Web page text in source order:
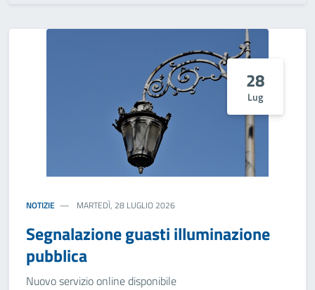
28
Lug
NOTIZIE MARTEDÌ, 28 LUGLIO 2026
Segnalazione guasti illuminazione
pubblica
Nuovo servizio online disponibile